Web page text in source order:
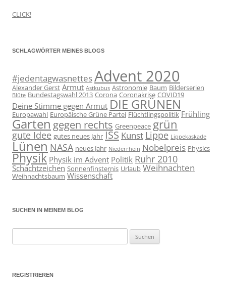
CLICK!
SCHLAGWÖRTER MEINES BLOGS
#jedentagwasnettesAdvent 2020
Alexander Gerst Armut Astkubus Astronomie Baum Bilderserien
Blüte Bundestagswahl 2013 Corona Coronakrise COVID19
Deine Stimme gegen Armut DIE GRÜNEN
Europawahl Europäische Grüne Partei Flüchtlingspolitik Frühling
Garten gegen rechts Greenpeace grün
gute Idee gutes neues Jahr ISS Kunst Lippe Lippekaskade
Lünen NASA neues Jahr Niederrhein Nobelpreis Physics
Physik Physik im Advent Politik Ruhr 2010
Schachtzeichen Sonnenfinsternis Urlaub Weihnachten
Weihnachtsbaum Wissenschaft
SUCHEN IN MEINEM BLOG
nach:
REGISTRIEREN